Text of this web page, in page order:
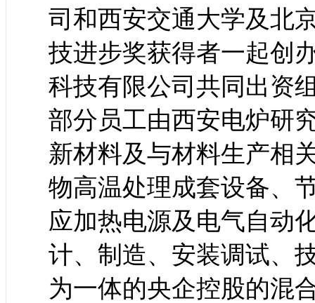
司和西安交通大学及北
技进步奖获得者一起
科技有限公司共同出资
部分员工由西安电炉研
新材料及与材料生产相
物高温处理成套设备、
应加热电源及电气自动
计、制造、安装调试、
为一体的央企控股的混